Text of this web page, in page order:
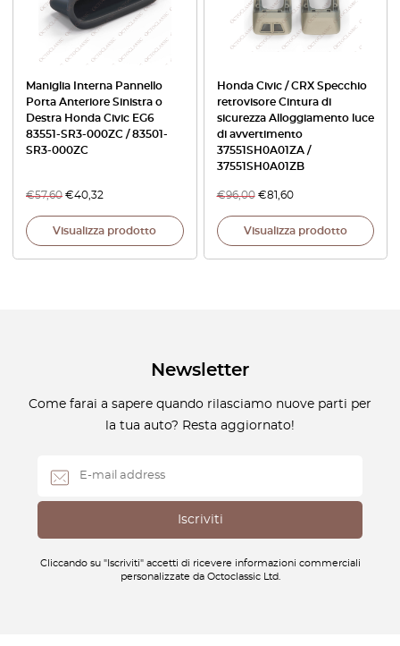
Maniglia Interna Pannello
Porta Anteriore Sinistra o
Destra Honda Civic EG6
83551-SR3-000ZC / 83501-
SR3-000ZC
€57,60 €40,32
Visualizza prodotto
Honda Civic / CRX Specchio
retrovisore Cintura di
sicurezza Alloggiamento luce
di avvertimento
37551SH0A01ZA /
37551SH0A01ZB
€96,00 €81,60
Visualizza prodotto
Newsletter
Come farai a sapere quando rilasciamo nuove parti per
la tua auto? Resta aggiornato!
Cliccando su "Iscriviti" accetti di ricevere informazioni commerciali
personalizzate da Octoclassic Ltd.